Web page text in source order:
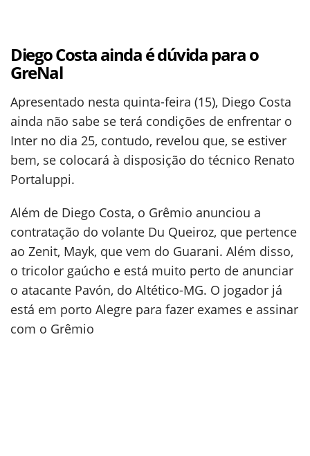
Diego Costa ainda é dúvida para o
GreNal
Apresentado nesta quinta-feira (15), Diego Costa
ainda não sabe se terá condições de enfrentar o
Inter no dia 25, contudo, revelou que, se estiver
bem, se colocará à disposição do técnico Renato
Portaluppi.
Além de Diego Costa, o Grêmio anunciou a
contratação do volante Du Queiroz, que pertence
ao Zenit, Mayk, que vem do Guarani. Além disso,
o tricolor gaúcho e está muito perto de anunciar
o atacante Pavón, do Altético-MG. O jogador já
está em porto Alegre para fazer exames e assinar
com o Grêmio